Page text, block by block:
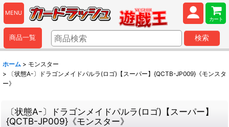
MENU
カート
商品一覧 検索
ホーム > モンスター
>
〔状態A-〕ドラゴンメイドパルラ(ロゴ)【スーパー】{QCTB-JP009}《モンスタ
ー》
〔状態A-〕ドラゴンメイドパルラ(ロゴ)【スーパー】
{QCTB-JP009}《モンスター》